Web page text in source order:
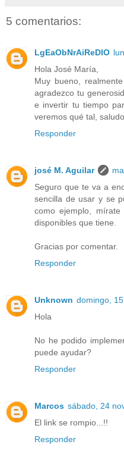
5 comentarios:
LgEaObNrAiReDlO
Hola José María,
Muy bueno,
agradezco tu
e invertir tu tiempo
veremos qué tal,
Responder
josé M. Aguilar
Seguro que te va a
sencilla de usar y se
como ejemplo,
disponibles que tiene.
Gracias por comentar.
Responder
Unknown domingo,
Hola
No he podido
puede ayudar?
Responder
Marcos sábado, 24
El link se rompio...!!
Responder